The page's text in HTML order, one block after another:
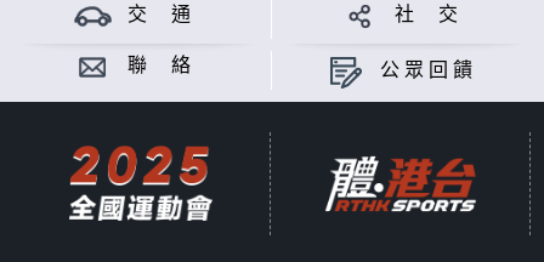
交 通 社 交
聯 絡 公眾回饋